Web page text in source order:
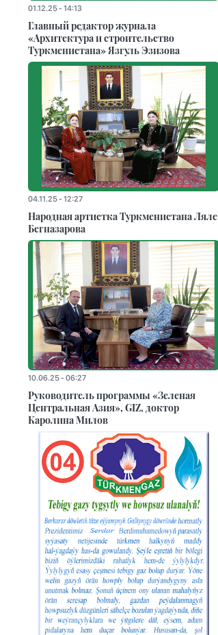
01.12.25 - 14:13
Главный редактор журнала
«Архитектура и строительство
Туркменистана» Язгуль Эзизова
04.11.25 - 12:27
Народная артистка Туркменистана Ляле
Бегназарова
10.06.25 - 06:27
Руководитель программы «Зеленая
Центральная Азия», GIZ, доктор
Каролина Милов